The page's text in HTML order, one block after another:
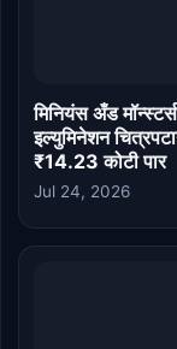
मिनियंस अँड
इल्युमिनेशन
₹14.23 कोटी पार
Jul 24, 2026